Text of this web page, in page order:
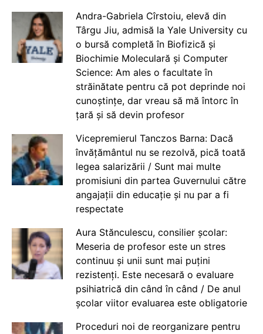
Andra-Gabriela Cîrstoiu, elevă din
Târgu Jiu, admisă la Yale University cu
o bursă completă în Biofizică și
Biochimie Moleculară și Computer
Science: Am ales o facultate în
străinătate pentru că pot deprinde noi
cunoștințe, dar vreau să mă întorc în
țară și să devin profesor
Vicepremierul Tanczos Barna: Dacă
învățământul nu se rezolvă, pică toată
legea salarizării / Sunt mai multe
promisiuni din partea Guvernului către
angajații din educație și nu par a fi
respectate
Aura Stănculescu, consilier școlar:
Meseria de profesor este un stres
continuu și unii sunt mai puțini
rezistenți. Este necesară o evaluare
psihiatrică din când în când / De anul
școlar viitor evaluarea este obligatorie
Proceduri noi de reorganizare pentru